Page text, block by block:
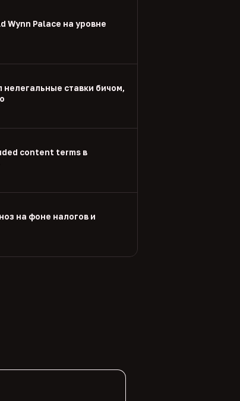
Wynn Palace на уровне
ставки бичом,
content terms в
на фоне налогов и